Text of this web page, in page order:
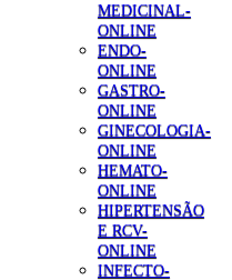
MEDICINAL-
ONLINE
ENDO-
ONLINE
GASTRO-
ONLINE
GINECOLOGIA-
ONLINE
HEMATO-
ONLINE
HIPERTENSÃO
E RCV-
ONLINE
INFECTO-